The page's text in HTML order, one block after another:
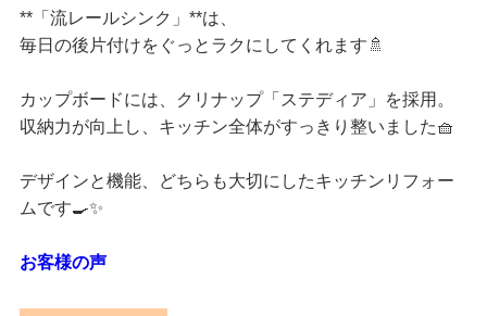
**「流レールシンク」**は、
毎日の後片付けをぐっとラクにしてくれます🚿
カップボードには、クリナップ「ステディア」を採用。
収納力が向上し、キッチン全体がすっきり整いました🧺
デザインと機能、どちらも大切にしたキッチンリフォー
ムです🍳✨
お客様の声